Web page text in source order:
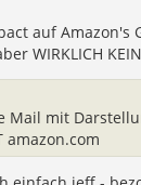
auf Amazon's
WIRKLICH
Mail mit
amazon.com